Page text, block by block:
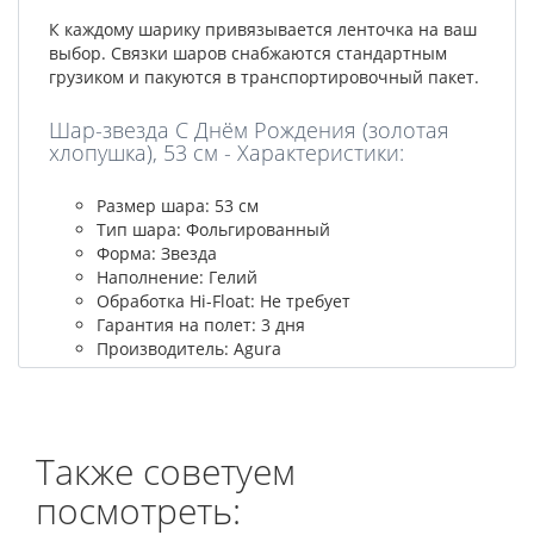
К каждому шарику привязывается ленточка на ваш
выбор. Связки шаров снабжаются стандартным
грузиком и пакуются в транспортировочный пакет.
Шар-звезда С Днём Рождения (золотая
хлопушка), 53 см - Характеристики:
Размер шара: 53 см
Тип шара: Фольгированный
Форма: Звезда
Наполнение: Гелий
Обработка Hi-Float: Не требует
Гарантия на полет: 3 дня
Производитель: Agura
Также советуем
посмотреть: